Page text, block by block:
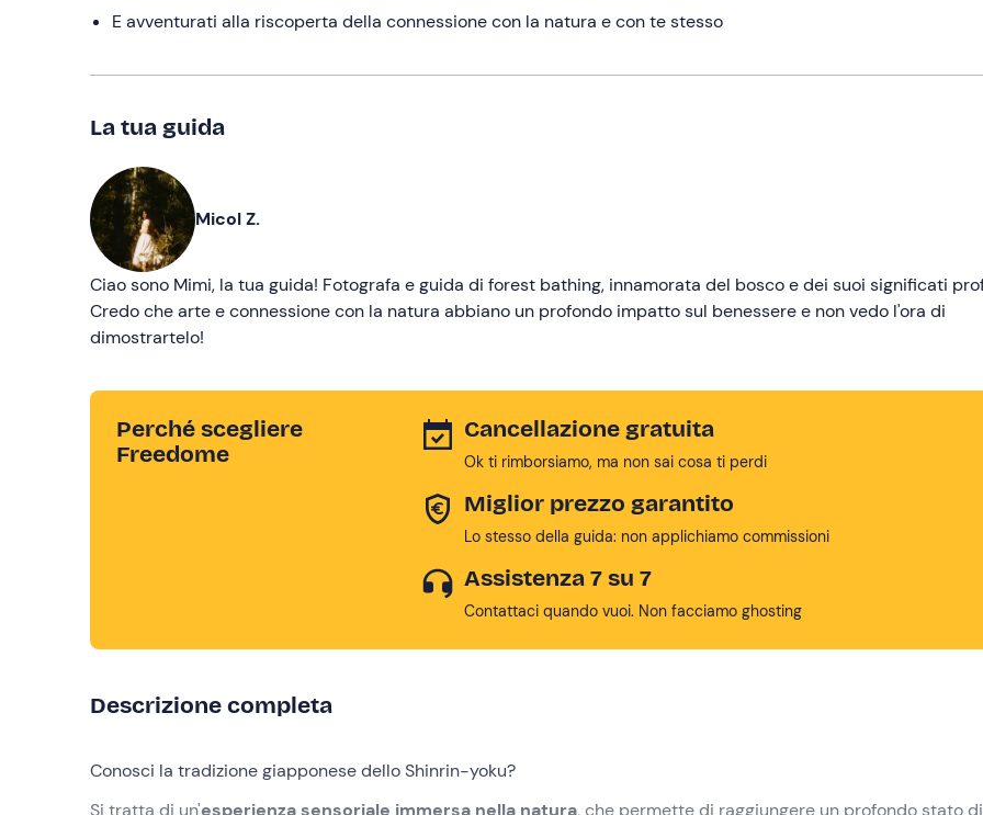
E avventurati alla riscoperta della connessione con la natura e con te stesso
La tua guida
Micol Z.
Ciao sono Mimi, la tua guida! Fotografa e guida di forest bathing, innamorata del bosco e dei suoi significati
Credo che arte e connessione con la natura abbiano un profondo impatto sul benessere e non vedo l'ora di
dimostrartelo!
Perché scegliere
Freedome
Cancellazione gratuita
Ok ti rimborsiamo, ma non sai cosa ti perdi
Miglior prezzo garantito
Lo stesso della guida: non applichiamo commissioni
Assistenza 7 su 7
Contattaci quando vuoi. Non facciamo ghosting
Descrizione completa
Conosci la tradizione giapponese dello Shinrin-yoku?
Si tratta di un'esperienza sensoriale immersa nella natura, che permette di raggiungere un profondo stato di